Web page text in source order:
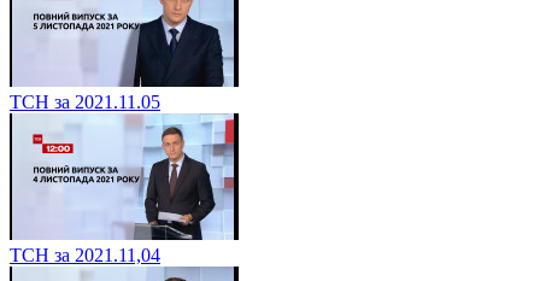
ТСН за 2021.11.05
ТСН за 2021.11,04